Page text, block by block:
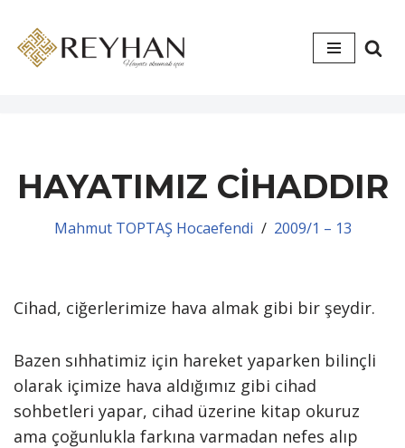
İçeriğe
HAYATIMIZ CİHADDIR
Mahmut TOPTAŞ Hocaefendi 2009/1 – 13
Cihad, ciğerlerimize hava almak gibi bir şeydir.
Bazen sıhhatimiz için hareket yaparken bilinçli
olarak içimize hava aldığımız gibi cihad
sohbetleri yapar, cihad üzerine kitap okuruz
ama çoğunlukla farkına varmadan nefes alıp